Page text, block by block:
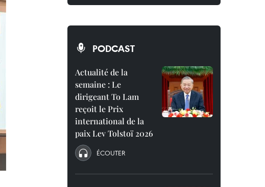
PODCAST
Actualité de la
semaine : Le
dirigeant To Lam
reçoit le Prix
international de la
paix Lev Tolstoï 2026
ÉCOUTER